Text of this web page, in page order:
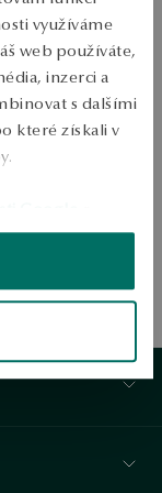
využíváme
web používáte,
inzerci a
s dalšími
které získali v